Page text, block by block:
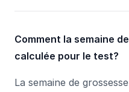
Comment la semaine
calculée pour le test?
La semaine de